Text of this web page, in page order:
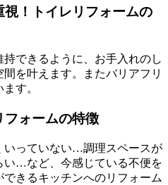
！トイレリフォームの
持できるように、お手入れのし
を叶えます。またバリアフリ
す。
フォームの特徴
いっていない…調理スペースが
…など、今感じている不便を
きるキッチンへのリフォーム